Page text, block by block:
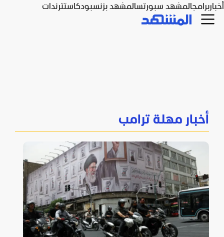
أخباربرامجالمشهد سبورتسالمشهد بزنسبودكاستترندات
أخبار مهلة ترامب